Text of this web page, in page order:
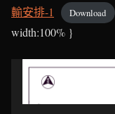
輸安排-1
Download
width:100% }